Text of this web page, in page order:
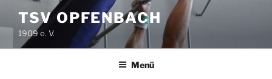
TSV OPFENBACH
1909 e. V.
Menü